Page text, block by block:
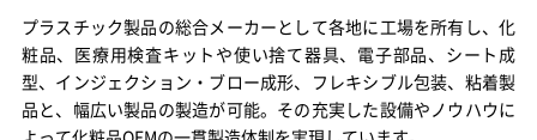
プラスチック製品の総合メーカーとして各地に工場を所有し、化
粧品、医療用検査キットや使い捨て器具、電子部品、シート成
型、インジェクション・ブロー成形、フレキシブル包装、粘着製
品と、幅広い製品の製造が可能。その充実した設備やノウハウに